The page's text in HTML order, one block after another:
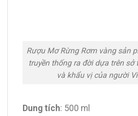
Rượu Mơ Rừng Rơm vàng sản
truyền thống ra đời dựa trên sở
và khẩu vị của người
Dung tích: 500 ml